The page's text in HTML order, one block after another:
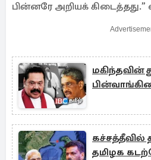
பின்னரே அறியக் கிடைத்தது.”
தமிழக